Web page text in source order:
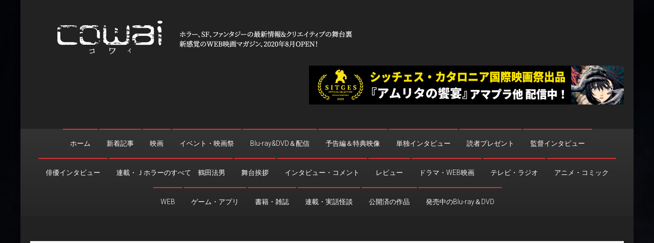
ホーム 新着記事 映画 イベント・映画祭 Blu-ray&DVD＆配信 予告編＆特典映像 単独インタビュー 読者プレゼント 監督インタビュー
俳優インタビュー 連載・Ｊホラーのすべて 鶴田法男 舞台挨拶 インタビュー・コメント レビュー ドラマ・WEB映画 テレビ・ラジオ アニメ・コミック
WEB ゲーム・アプリ 書籍・雑誌 連載・実話怪談 公開済の作品 発売中のBlu-ray＆DVD